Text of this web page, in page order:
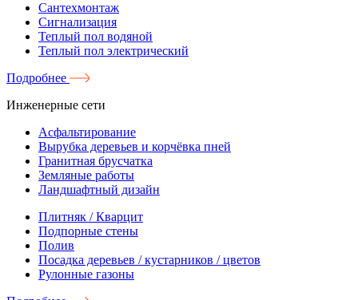
Сантехмонтаж
Сигнализация
Теплый пол водяной
Теплый пол электрический
Подробнее
Инженерные сети
Асфальтирование
Вырубка деревьев и корчёвка пней
Гранитная брусчатка
Земляные работы
Ландшафтный дизайн
Плитняк / Кварцит
Подпорные стены
Полив
Посадка деревьев / кустарников / цветов
Рулонные газоны